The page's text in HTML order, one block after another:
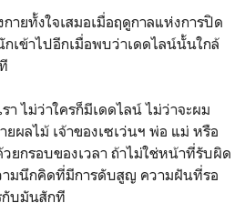
ายทั้งใจเสมอเมื่อฤดูกาลแห่งการปิด
เข้าไปอีกเมื่อพบว่าเดดไลน์นั้นใกล้
า ไม่ว่าใครก็มีเดดไลน์ ไม่ว่าจะผม
ผลไม้ เจ้าของเซเว่นฯ พ่อ แม่ หรือ
ยกรอบของเวลา ถ้าไม่ใช่หน้าที่รับผิด
มนึกคิดที่มีการดับสูญ ความฝันที่รอ
กับมันสักที